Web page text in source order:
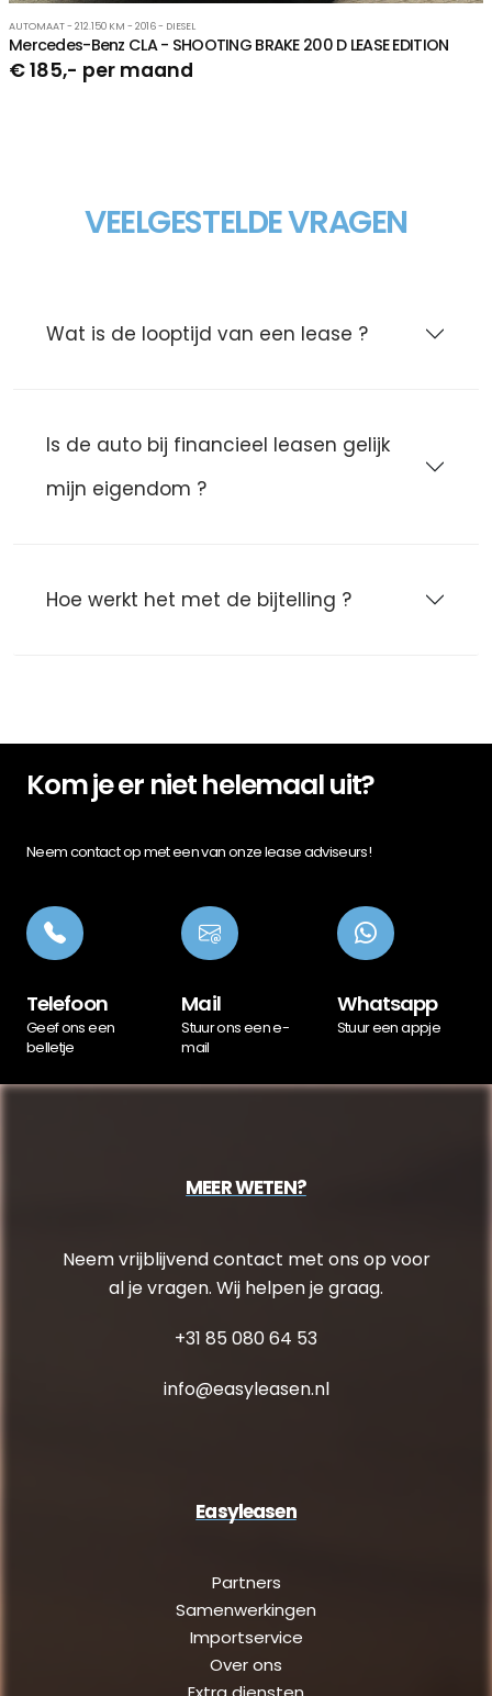
AUTOMAAT - 212.150 KM - 2016 - DIESEL
Mercedes-Benz CLA - SHOOTING BRAKE 200 D LEASE EDITION
€ 185,- per maand
VEELGESTELDE VRAGEN
Wat is de looptijd van een lease ?
Is de auto bij financieel leasen gelijk
mijn eigendom ?
Hoe werkt het met de bijtelling ?
Kom je er niet helemaal uit?
Neem contact op met een van onze lease adviseurs!
Telefoon
Geef ons een
belletje
Mail
Stuur ons een e-
mail
Whatsapp
Stuur een appje
MEER WETEN?
Neem vrijblijvend contact met ons op voor
al je vragen. Wij helpen je graag.
+31 85 080 64 53
info@easyleasen.nl
Easyleasen
Partners
Samenwerkingen
Importservice
Over ons